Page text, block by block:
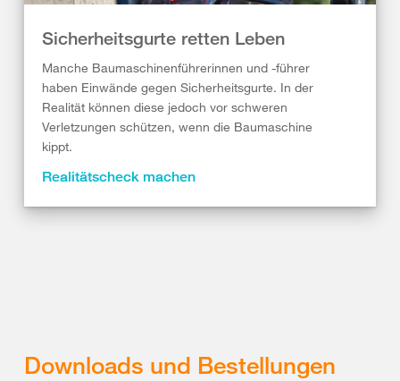
Sicherheitsgurte retten Leben
Manche Baumaschinenführerinnen und -führer
haben Einwände gegen Sicherheitsgurte. In der
Realität können diese jedoch vor schweren
Verletzungen schützen, wenn die Baumaschine
kippt.
Realitätscheck machen
Downloads und Bestellungen